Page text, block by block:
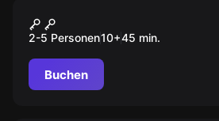
Ninja Trials
2-5 Personen10+45 min.
Buchen